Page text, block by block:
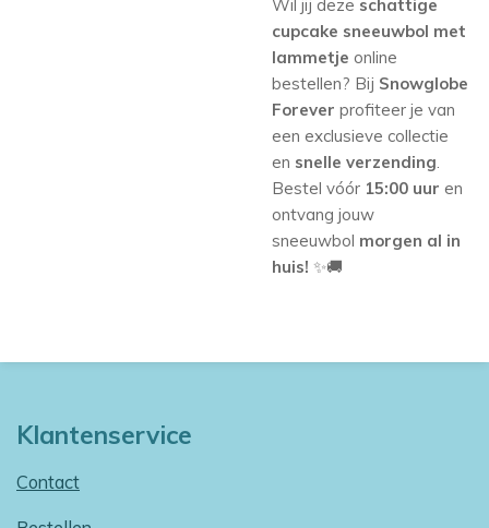
Wil jij deze schattige
cupcake sneeuwbol met
lammetje online
bestellen? Bij Snowglobe
Forever profiteer je van
een exclusieve collectie
en snelle verzending.
Bestel vóór 15:00 uur en
ontvang jouw
sneeuwbol morgen al in
huis! ✨🚚
Klantenservice
Contact